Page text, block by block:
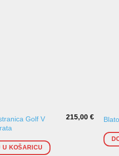
Golf V
215,00 €
U KOŠARICU